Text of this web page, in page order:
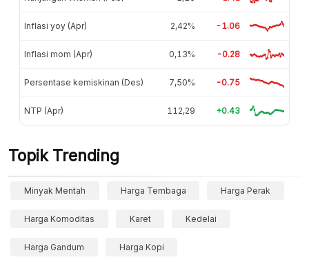
Inflasi yoy (Apr) 2,42% -1.06
Inflasi mom (Apr) 0,13% -0.28
Persentase kemiskinan (Des) 7,50% -0.75
NTP (Apr) 112,29 +0.43
Topik Trending
Minyak Mentah Harga Tembaga Harga Perak
Harga Komoditas Karet Kedelai
Harga Gandum Harga Kopi